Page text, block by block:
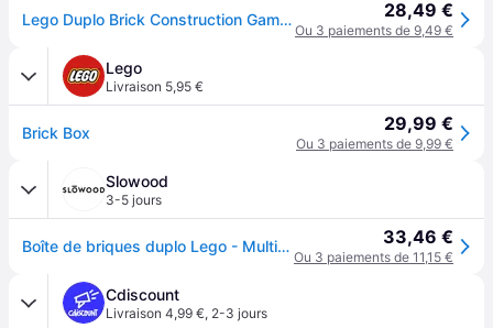
Lego Duplo Brick Construction Game 65 Pieces Multicolore Enfants 28,49 €
Ou 3 paiements de 9,49 €
Lego
Livraison 5,95 €
Brick Box 29,99 €
Ou 3 paiements de 9,99 €
Slowood
3-5 jours
Boîte de briques duplo Lego - Multicolore 33,46 €
Ou 3 paiements de 11,15 €
Cdiscount
Livraison 4,99 €, 2-3 jours